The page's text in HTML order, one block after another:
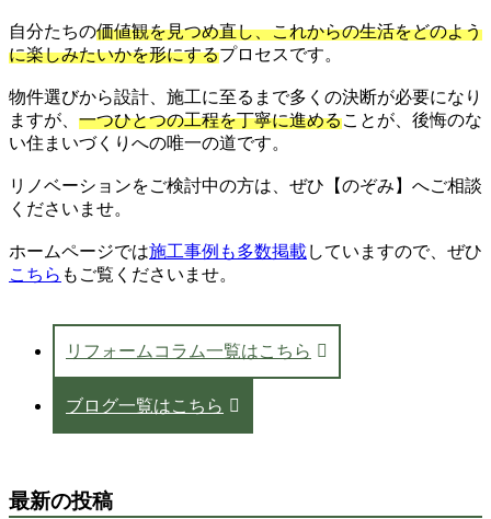
自分たちの価値観を見つめ直し、これからの生活をどのよう
に楽しみたいかを形にするプロセスです。
物件選びから設計、施工に至るまで多くの決断が必要になり
ますが、 一つひとつの工程を丁寧に進めることが、後悔のな
い住まいづくりへの唯一の道です。
リノベーションをご検討中の方は、ぜひ【のぞみ】へご相談
くださいませ。
ホームページでは施工事例も多数掲載していますので、ぜひ
こちら もご覧くださいませ。
リフォームコラム一覧はこちら
ブログ一覧はこちら
最新の投稿